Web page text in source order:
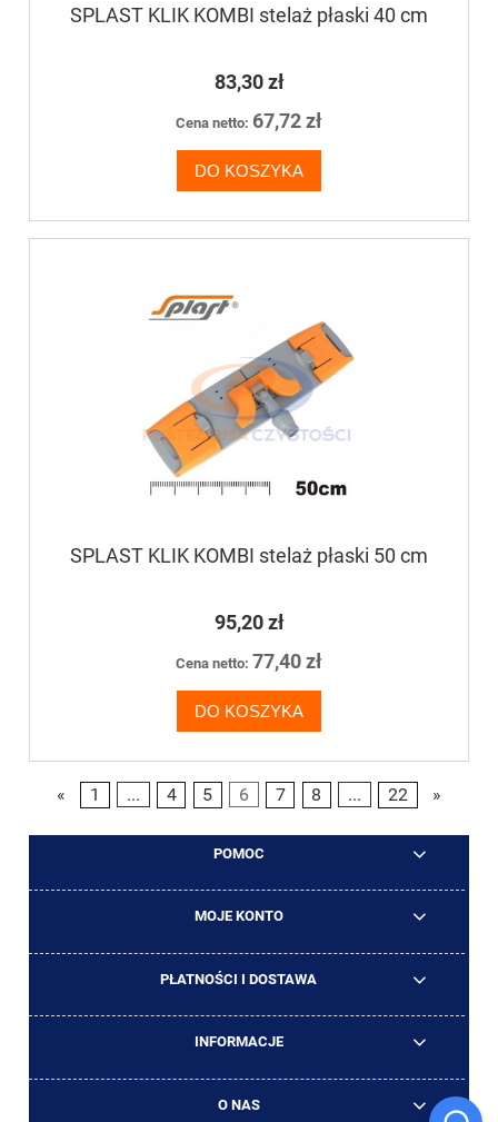
SPLAST KLIK KOMBI stelaż płaski 40 cm
83,30 zł
Cena netto: 67,72 zł
DO KOSZYKA
SPLAST KLIK KOMBI stelaż płaski 50 cm
95,20 zł
Cena netto: 77,40 zł
DO KOSZYKA
« 1 ... 4 5 6 7 8 ... 22 »
POMOC
MOJE KONTO
PŁATNOŚCI I DOSTAWA
INFORMACJE
O NAS